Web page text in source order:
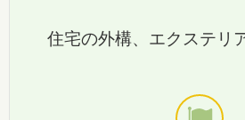
住宅の外構、エクステリ